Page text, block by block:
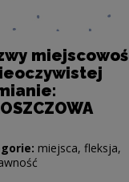
miejsca, fleksja,